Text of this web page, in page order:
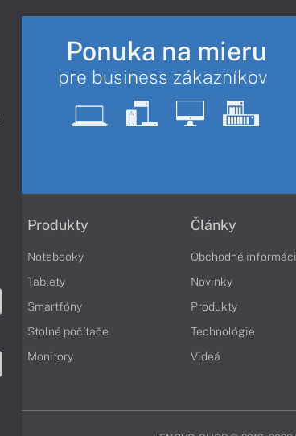
Ponuka na mieru
pre business zákazníkov
Produkty
Notebooky
Tablety
Smartfóny
Stolné počítače
Monitory
Články
Obchodné
Novinky
Produkty
Technológie
Videá